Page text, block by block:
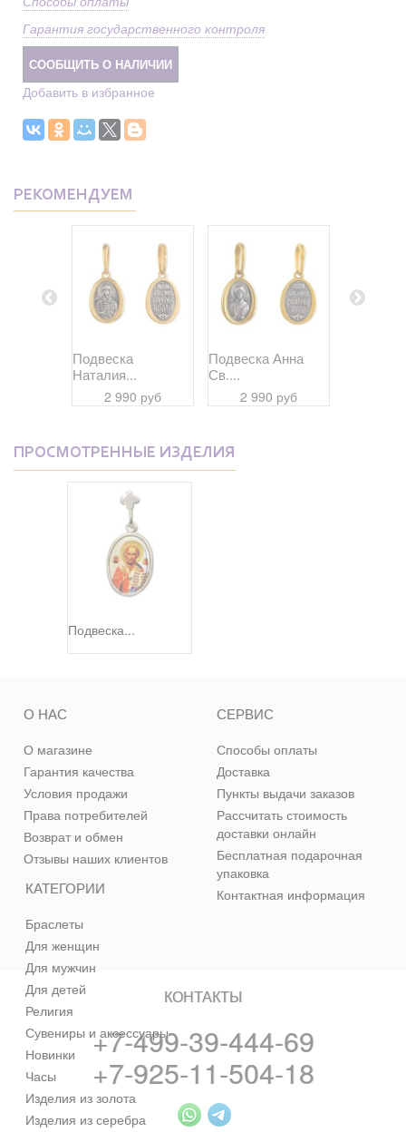
Гарантия государственного контроля
СООБЩИТЬ О НАЛИЧИИ
Добавить в избранное
РЕКОМЕНДУЕМ
Подвеска
Наталия...
2 990 руб
Подвеска Анна
Св....
2 990 руб
ПРОСМОТРЕННЫЕ ИЗДЕЛИЯ
Подвеска...
КАТЕГОРИИ
Браслеты
Для женщин
Для мужчин
Для детей
Религия
Сувениры и аксессуары
Новинки
Часы
Изделия из золота
Изделия из серебра
О НАС
О магазине
Гарантия качества
Условия продажи
Права потребителей
Возврат и обмен
Отзывы наших клиентов
СЕРВИС
Способы оплаты
Доставка
Пункты выдачи заказов
Рассчитать стоимость
доставки онлайн
Бесплатная подарочная
упаковка
Контактная информация
КОНТАКТЫ
+7-499-39-444-69
+7-925-11-504-18